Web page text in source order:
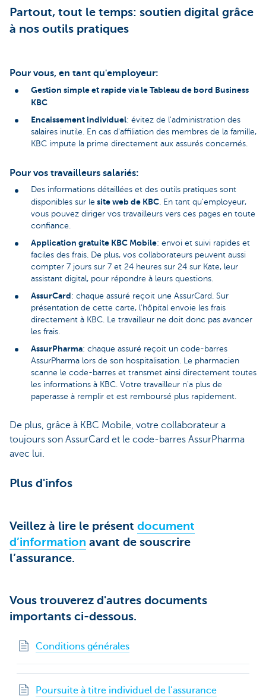
Partout, tout le temps: soutien digital grâce
à nos outils pratiques
Pour vous, en tant qu'employeur:
Gestion simple et rapide via le Tableau de bord Business
KBC
Encaissement individuel: évitez de l'administration des
salaires inutile. En cas d'affiliation des membres de la famille,
KBC impute la prime directement aux assurés concernés.
Pour vos travailleurs salariés:
Des informations détaillées et des outils pratiques sont
disponibles sur le site web de KBC. En tant qu'employeur,
vous pouvez diriger vos travailleurs vers ces pages en toute
confiance.
Application gratuite KBC Mobile: envoi et suivi rapides et
faciles des frais. De plus, vos collaborateurs peuvent aussi
compter 7 jours sur 7 et 24 heures sur 24 sur Kate, leur
assistant digital, pour répondre à leurs questions.
AssurCard: chaque assuré reçoit une AssurCard. Sur
présentation de cette carte, l'hôpital envoie les frais
directement à KBC. Le travailleur ne doit donc pas avancer
les frais.
AssurPharma: chaque assuré reçoit un code-barres
AssurPharma lors de son hospitalisation. Le pharmacien
scanne le code-barres et transmet ainsi directement toutes
les informations à KBC. Votre travailleur n'a plus de
paperasse à remplir et est remboursé plus rapidement.
De plus, grâce à KBC Mobile, votre collaborateur a
toujours son AssurCard et le code-barres AssurPharma
avec lui.
Plus d'infos
Veillez à lire le présent document
d’information avant de souscrire
l’assurance.
Vous trouverez d'autres documents
importants ci-dessous.
Conditions générales
Poursuite à titre individuel de l’assurance